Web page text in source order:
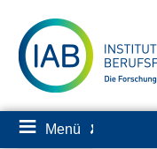
zum
Inhalt
≡ Menü ✘